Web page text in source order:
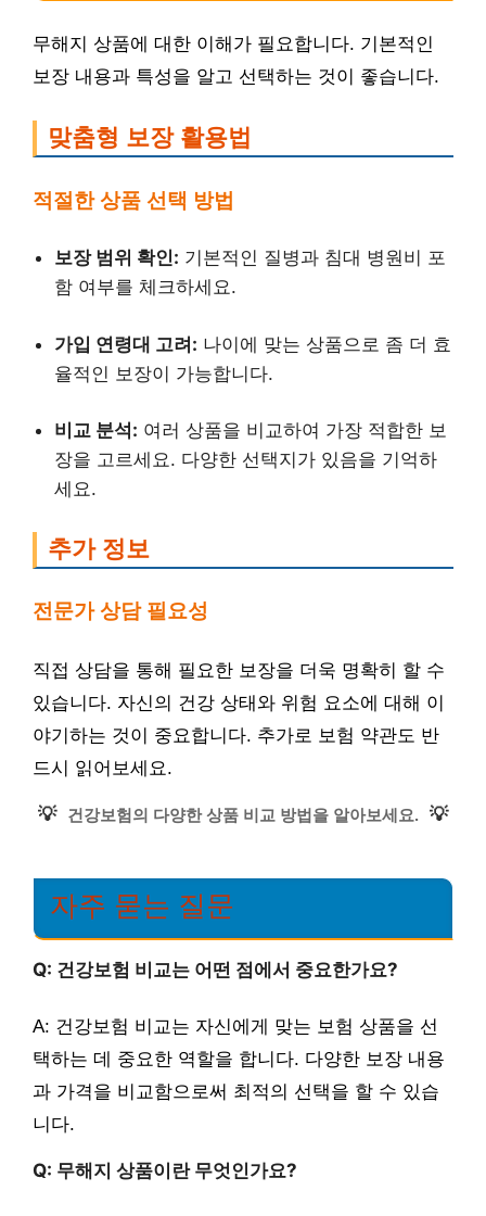
무해지 상품에 대한 이해가 필요합니다. 기본적인
보장 내용과 특성을 알고 선택하는 것이 좋습니다.
맞춤형 보장 활용법
적절한 상품 선택 방법
보장 범위 확인: 기본적인 질병과 침대 병원비 포
함 여부를 체크하세요.
가입 연령대 고려: 나이에 맞는 상품으로 좀 더 효
율적인 보장이 가능합니다.
비교 분석: 여러 상품을 비교하여 가장 적합한 보
장을 고르세요. 다양한 선택지가 있음을 기억하
세요.
추가 정보
전문가 상담 필요성
직접 상담을 통해 필요한 보장을 더욱 명확히 할 수
있습니다. 자신의 건강 상태와 위험 요소에 대해 이
야기하는 것이 중요합니다. 추가로 보험 약관도 반
드시 읽어보세요.
💡 건강보험의 다양한 상품 비교 방법을 알아보세요. 💡
자주 묻는 질문
Q: 건강보험 비교는 어떤 점에서 중요한가요?
A: 건강보험 비교는 자신에게 맞는 보험 상품을 선
택하는 데 중요한 역할을 합니다. 다양한 보장 내용
과 가격을 비교함으로써 최적의 선택을 할 수 있습
니다.
Q: 무해지 상품이란 무엇인가요?